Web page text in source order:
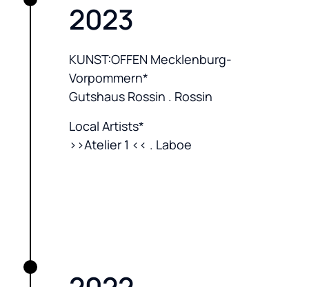
2023
KUNST:OFFEN Mecklenburg-
Vorpommern*
Gutshaus Rossin . Rossin
Local Artists*
>>Atelier 1 << . Laboe